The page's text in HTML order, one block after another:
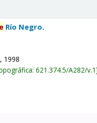
Río Negro.
, 1998
621.374.5/A282/v.1